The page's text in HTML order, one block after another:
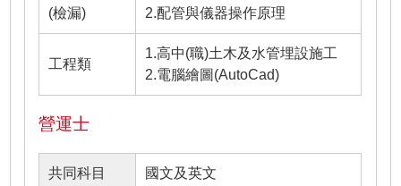
(檢漏) 2.配管與儀器操作原理
工程類
1.高中(職)土木及水管埋設施工
2.電腦繪圖(AutoCad)
營運士
共同科目 國文及英文